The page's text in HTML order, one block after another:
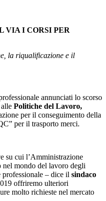
VIA I CORSI PER
la riqualificazione e il
annunciati lo scorso
Politiche del Lavoro,
per il conseguimento della
per il trasporto merci.
su cui l’Amministrazione
nel mondo del lavoro degli
– dice il sindaco
offriremo ulteriori
molto richieste nel mercato